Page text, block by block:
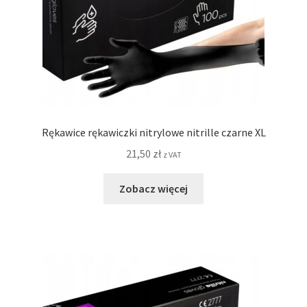
Rękawice rękawiczki nitrylowe nitrille czarne XL
21,50 zł z VAT
Zobacz więcej